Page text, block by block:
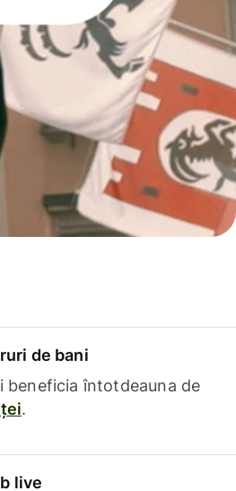
de bani
beneficia întotdeauna de
.
live